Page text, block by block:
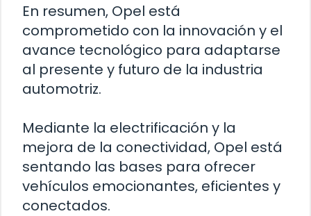
En resumen, Opel está
comprometido con la innovación y el
avance tecnológico para adaptarse
al presente y futuro de la industria
automotriz.
Mediante la electrificación y la
mejora de la conectividad, Opel está
sentando las bases para ofrecer
vehículos emocionantes, eficientes y
conectados.